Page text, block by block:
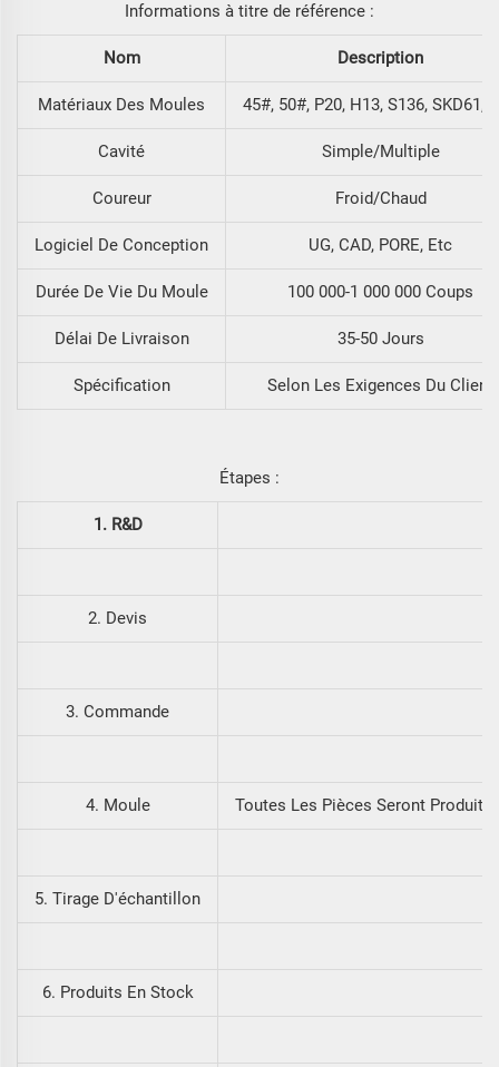
Informations à titre de référence :
Nom Description
Matériaux Des Moules 45#, 50#, P20, H13, S136, SKD61,
Cavité Simple/Multiple
Coureur Froid/chaud
Logiciel De Conception UG, CAD, PORE, Etc
Durée De Vie Du Moule 100 000-1 000 000 Coups
Délai De Livraison 35-50 Jours
Spécification Selon Les Exigences Du Client
Étapes :
1. R&D
2. Devis
3. Commande
4. Moule Toutes Les Pièces Seront
5. Tirage D'échantillon
6. Produits En Stock